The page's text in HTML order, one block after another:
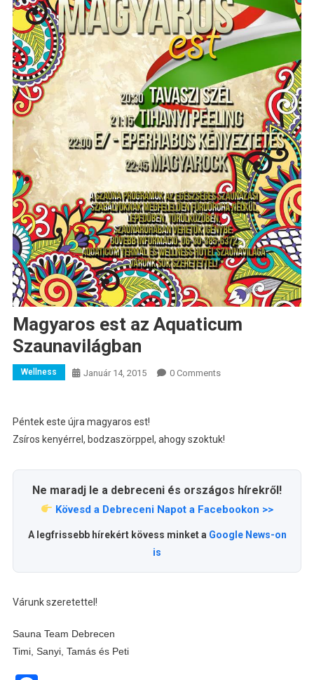
Magyaros est az Aquaticum
Szaunavilágban
Wellness Január 14, 2015 0 Comments
Péntek este újra magyaros est!
Zsíros kenyérrel, bodzaszörppel, ahogy szoktuk!
Ne maradj le a debreceni és országos hírekről!
Kövesd a Debreceni Napot a Facebookon >>
A legfrissebb hírekért kövess minket a Google News-on
is
Várunk szeretettel!
Sauna Team Debrecen
Timi, Sanyi, Tamás és Peti